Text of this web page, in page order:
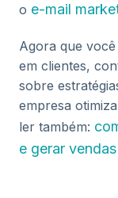
o e-mail
Agora que
em clientes,
sobre
empresa
ler também:
e gerar